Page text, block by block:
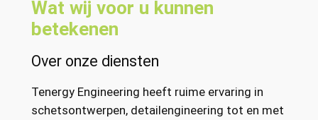
Wat wij voor u kunnen
betekenen
Over onze diensten
Tenergy Engineering heeft ruime ervaring in
schetsontwerpen, detailengineering tot en met